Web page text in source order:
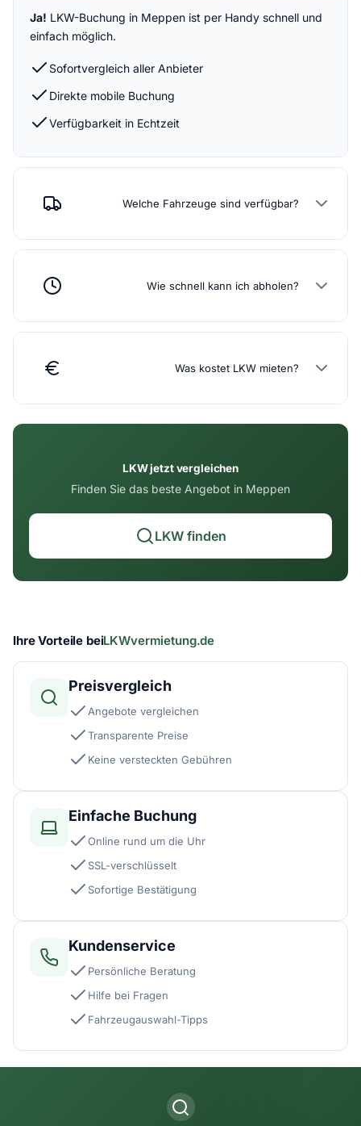
Ja! LKW-Buchung in Meppen ist per Handy schnell und
einfach möglich.
Sofortvergleich aller Anbieter
Direkte mobile Buchung
Verfügbarkeit in Echtzeit
Welche Fahrzeuge sind verfügbar?
Wie schnell kann ich abholen?
Was kostet LKW mieten?
LKW jetzt vergleichen
Finden Sie das beste Angebot in Meppen
LKW finden
Ihre Vorteile beiLKWvermietung.de
Preisvergleich
Angebote vergleichen
Transparente Preise
Keine versteckten Gebühren
Einfache Buchung
Online rund um die Uhr
SSL-verschlüsselt
Sofortige Bestätigung
Kundenservice
Persönliche Beratung
Hilfe bei Fragen
Fahrzeugauswahl-Tipps